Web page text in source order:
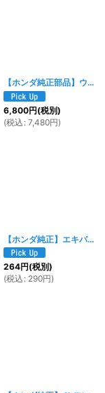
【ホンダ純正部品】ウインカーホーンスイッチアッセンブリー[35200-130-640]
6,800円(税別)
(税込 : 7,480円)
【ホンダ純正】エキパイ用スタッドボルト6×32mm [90033-041-020]
264円(税別)
(税込 : 290円)